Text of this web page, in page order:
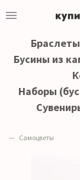
Браслеты
Бусины из
Наборы
Самоцветы